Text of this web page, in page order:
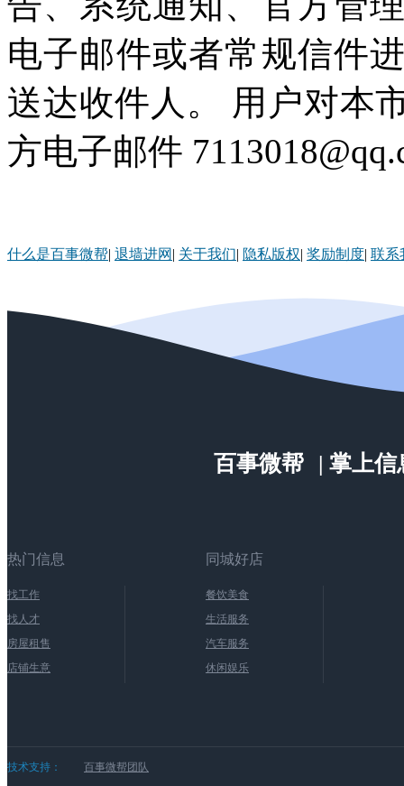
电子邮件或者常规信件
送达收件人。 用户对本
方电子邮件
什么是百事微帮| 退墙进网 | 关于我们| 隐私版权| 奖励制度| 联系
百事微帮 | 掌上
热门信息
找工作
找人才
房屋租售
店铺生意
同城好店
餐饮美食
生活服务
汽车服务
休闲娱乐
技术支持： 百事微帮团队